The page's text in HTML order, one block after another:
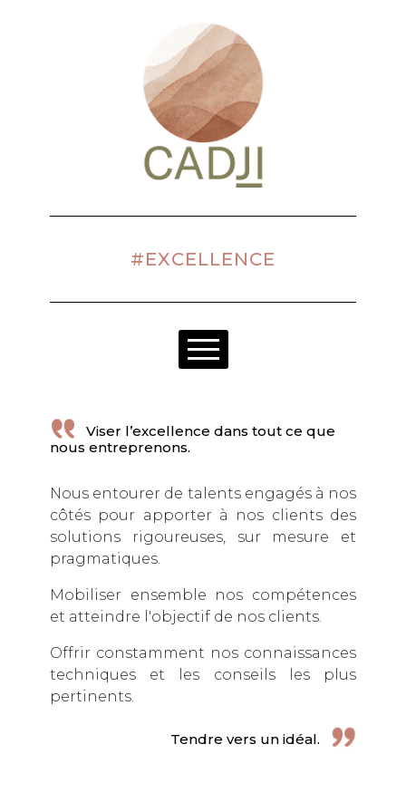
#EXCELLENCE
NOTRE IDENTITÉ
ÉQUIPE
NOS PARTENAIRES
NOUS REJOINDRE
CONTACT
Viser l’excellence dans tout ce que
nous entreprenons.
Nous entourer de talents engagés à nos
côtés pour apporter à nos clients des
solutions rigoureuses, sur mesure et
pragmatiques.
Mobiliser ensemble nos compétences
et atteindre l'objectif de nos clients.
Offrir constamment nos connaissances
techniques et les conseils les plus
pertinents.
Tendre vers un idéal.